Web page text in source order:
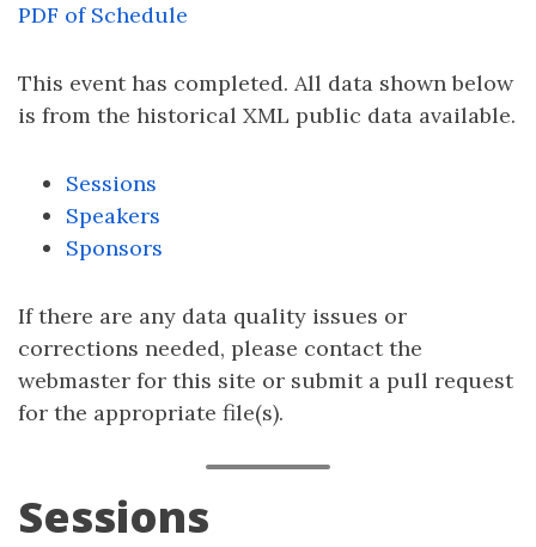
PDF of Schedule
This event has completed. All data shown below
is from the historical XML public data available.
Sessions
Speakers
Sponsors
If there are any data quality issues or
corrections needed, please contact the
webmaster for this site or submit a pull request
for the appropriate file(s).
Sessions